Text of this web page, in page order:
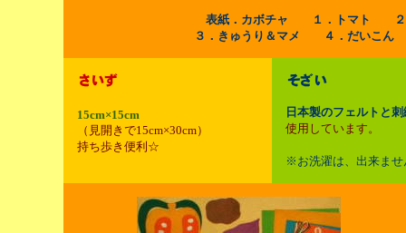
表紙．カボチャ １．トマト ２．
３．きゅうり＆マメ ４．だいこ
15cm×15cm
（見開きで15cm×30cm）
持ち歩き便利☆
日本製のフェルトと
使用しています。
※お洗濯は、出来ま